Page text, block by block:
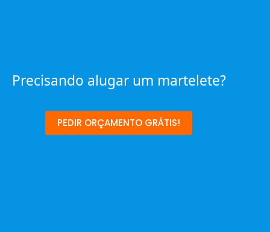
Precisando alugar um martelete?
PEDIR ORÇAMENTO GRÁTIS!